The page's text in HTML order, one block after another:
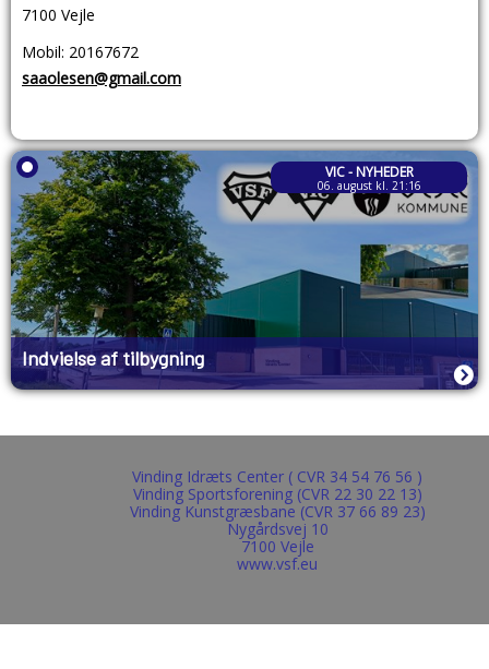
7100 Vejle
Mobil: 20167672
saaolesen@gmail.com
VIC - NYHEDER
06. august kl. 21:16
Indvielse af tilbygning
Vinding Idræts Center ( CVR 34 54 76 56 )
Vinding Sportsforening (CVR 22 30 22 13)
Vinding Kunstgræsbane (CVR 37 66 89 23)
Nygårdsvej 10
7100 Vejle
www.vsf.eu